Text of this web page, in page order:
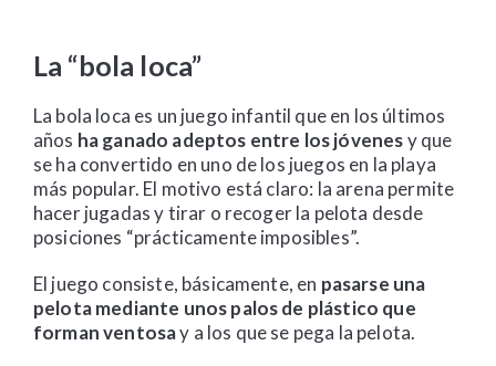
La “bola loca”
La bola loca es un juego infantil que en los últimos
años ha ganado adeptos entre los jóvenesy que
se ha convertido en uno de los juegos en la playa
más popular. El motivo está claro: la arena permite
hacer jugadas y tirar o recoger la pelota desde
posiciones “prácticamente imposibles”.
El juego consiste, básicamente, en pasarse una
pelota mediante unos palos de plástico que
forman ventosay a los que se pega la pelota.